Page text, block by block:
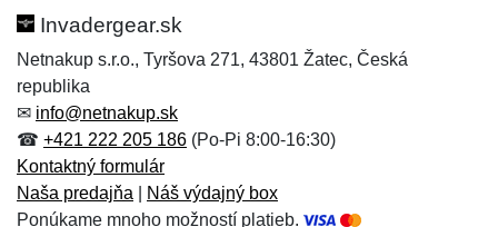
Hodnotenie:
Meno:*
E-mail:
Meno:
E-mail:*
Správa*
Invadergear.sk
Netnakup s.r.o., Tyršova 271, 43801 Žatec, Česká
republika
✉ info@netnakup.sk
☎ +421 222 205 186 (Po-Pi 8:00-16:30)
Kontaktný formulár
Naša predajňa
Náš výdajný box
Ponúkame mnoho možností platieb.